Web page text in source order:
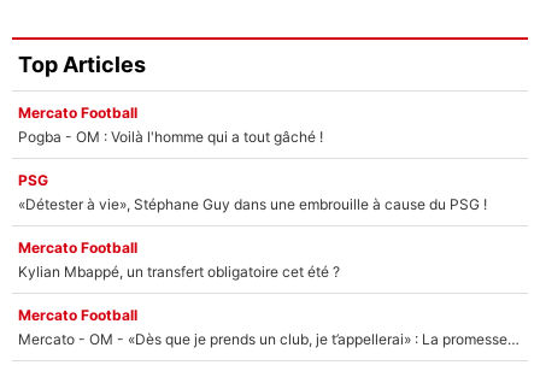
Top Articles
Mercato Football
Pogba - OM : Voilà l'homme qui a tout gâché !
PSG
«Détester à vie», Stéphane Guy dans une embrouille à cause du PSG !
Mercato Football
Kylian Mbappé, un transfert obligatoire cet été ?
Mercato Football
Mercato - OM - «Dès que je prends un club, je t’appellerai» : La promesse de Marcelino au moment de claquer la porte